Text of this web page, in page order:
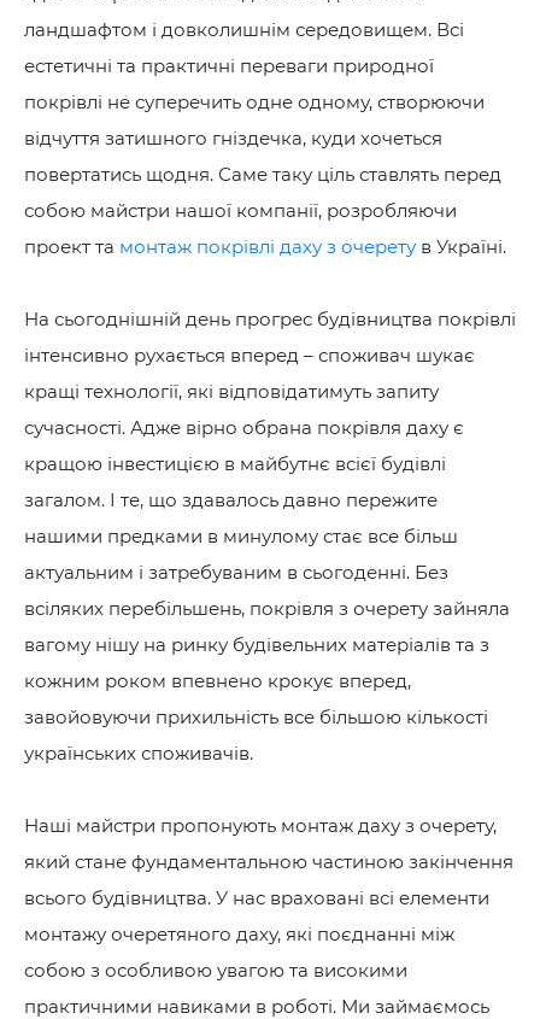
ландшафтом і довколишнім середовищем. Всі
естетичні та практичні переваги природної
покрівлі не суперечить одне одному, створюючи
відчуття затишного гніздечка, куди хочеться
повертатись щодня. Саме таку ціль ставлять перед
собою майстри нашої компанії, розробляючи
проект та монтаж покрівлі даху з очерету в Україні.
На сьогоднішній день прогрес будівництва покрівлі
інтенсивно рухається вперед – споживач шукає
кращі технології, які відповідатимуть запиту
сучасності. Адже вірно обрана покрівля даху є
кращою інвестицією в майбутнє всієї будівлі
загалом. І те, що здавалось давно пережите
нашими предками в минулому стає все більш
актуальним і затребуваним в сьогоденні. Без
всіляких перебільшень, покрівля з очерету зайняла
вагому нішу на ринку будівельних матеріалів та з
кожним роком впевнено крокує вперед,
завойовуючи прихильність все більшою кількості
українських споживачів.
Наші майстри пропонують монтаж даху з очерету,
який стане фундаментальною частиною закінчення
всього будівництва. У нас враховані всі елементи
монтажу очеретяного даху, які поєднанні між
собою з особливою увагою та високими
практичними навиками в роботі. Ми займаємось